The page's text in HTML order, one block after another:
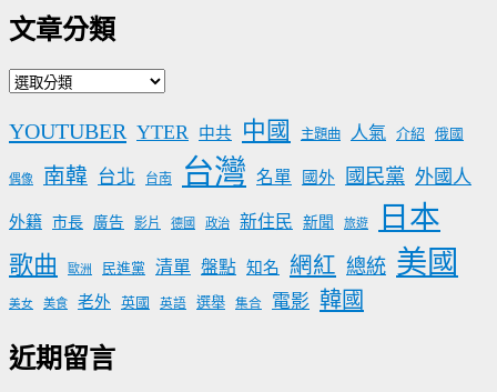
文章分類
文
分
YOUTUBER YTER 中共 中國 主題曲 人氣 介紹 俄國
偶像 南韓 台北 台南 台灣 名單 國外 國民黨 外國人
外籍 市長 廣告 影片 德國 政治 新住民 新聞 旅遊 日本
歌曲 歐洲 民進黨 清單 盤點 知名 網紅 總統 美國
美女 美食 老外 英國 英語 選舉 集合 電影 韓國
近期留言